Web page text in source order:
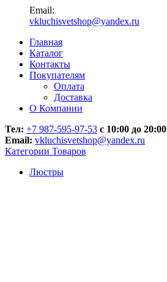
Email:
vkluchisvetshop@yandex.ru
Главная
Каталог
Контакты
Покупателям
Оплата
Доставка
О Компании
Тел: +7 987-595-97-53 с 10:00 до 20:00
Email: vkluchisvetshop@yandex.ru
Категории Товаров
Люстры